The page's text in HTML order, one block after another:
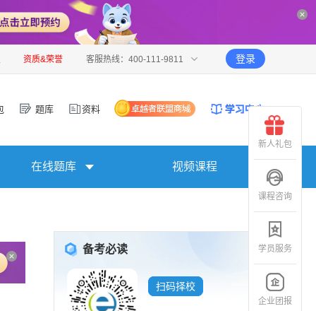
资质&荣誉 客服热线：400-111-9811 登录
题库 资料
在线题库 视频课程
备考必读
扫码择校
新人礼包
课程咨询
学员服务
企业团报